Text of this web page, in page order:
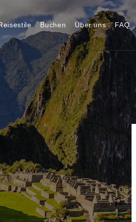
Buchen Über uns FAQ